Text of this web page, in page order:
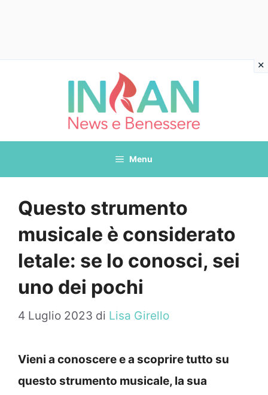
Menu
Questo strumento
musicale è considerato
letale: se lo conosci, sei
uno dei pochi
4 Luglio 2023 di Lisa Girello
Vieni a conoscere e a scoprire tutto su
questo strumento musicale, la sua